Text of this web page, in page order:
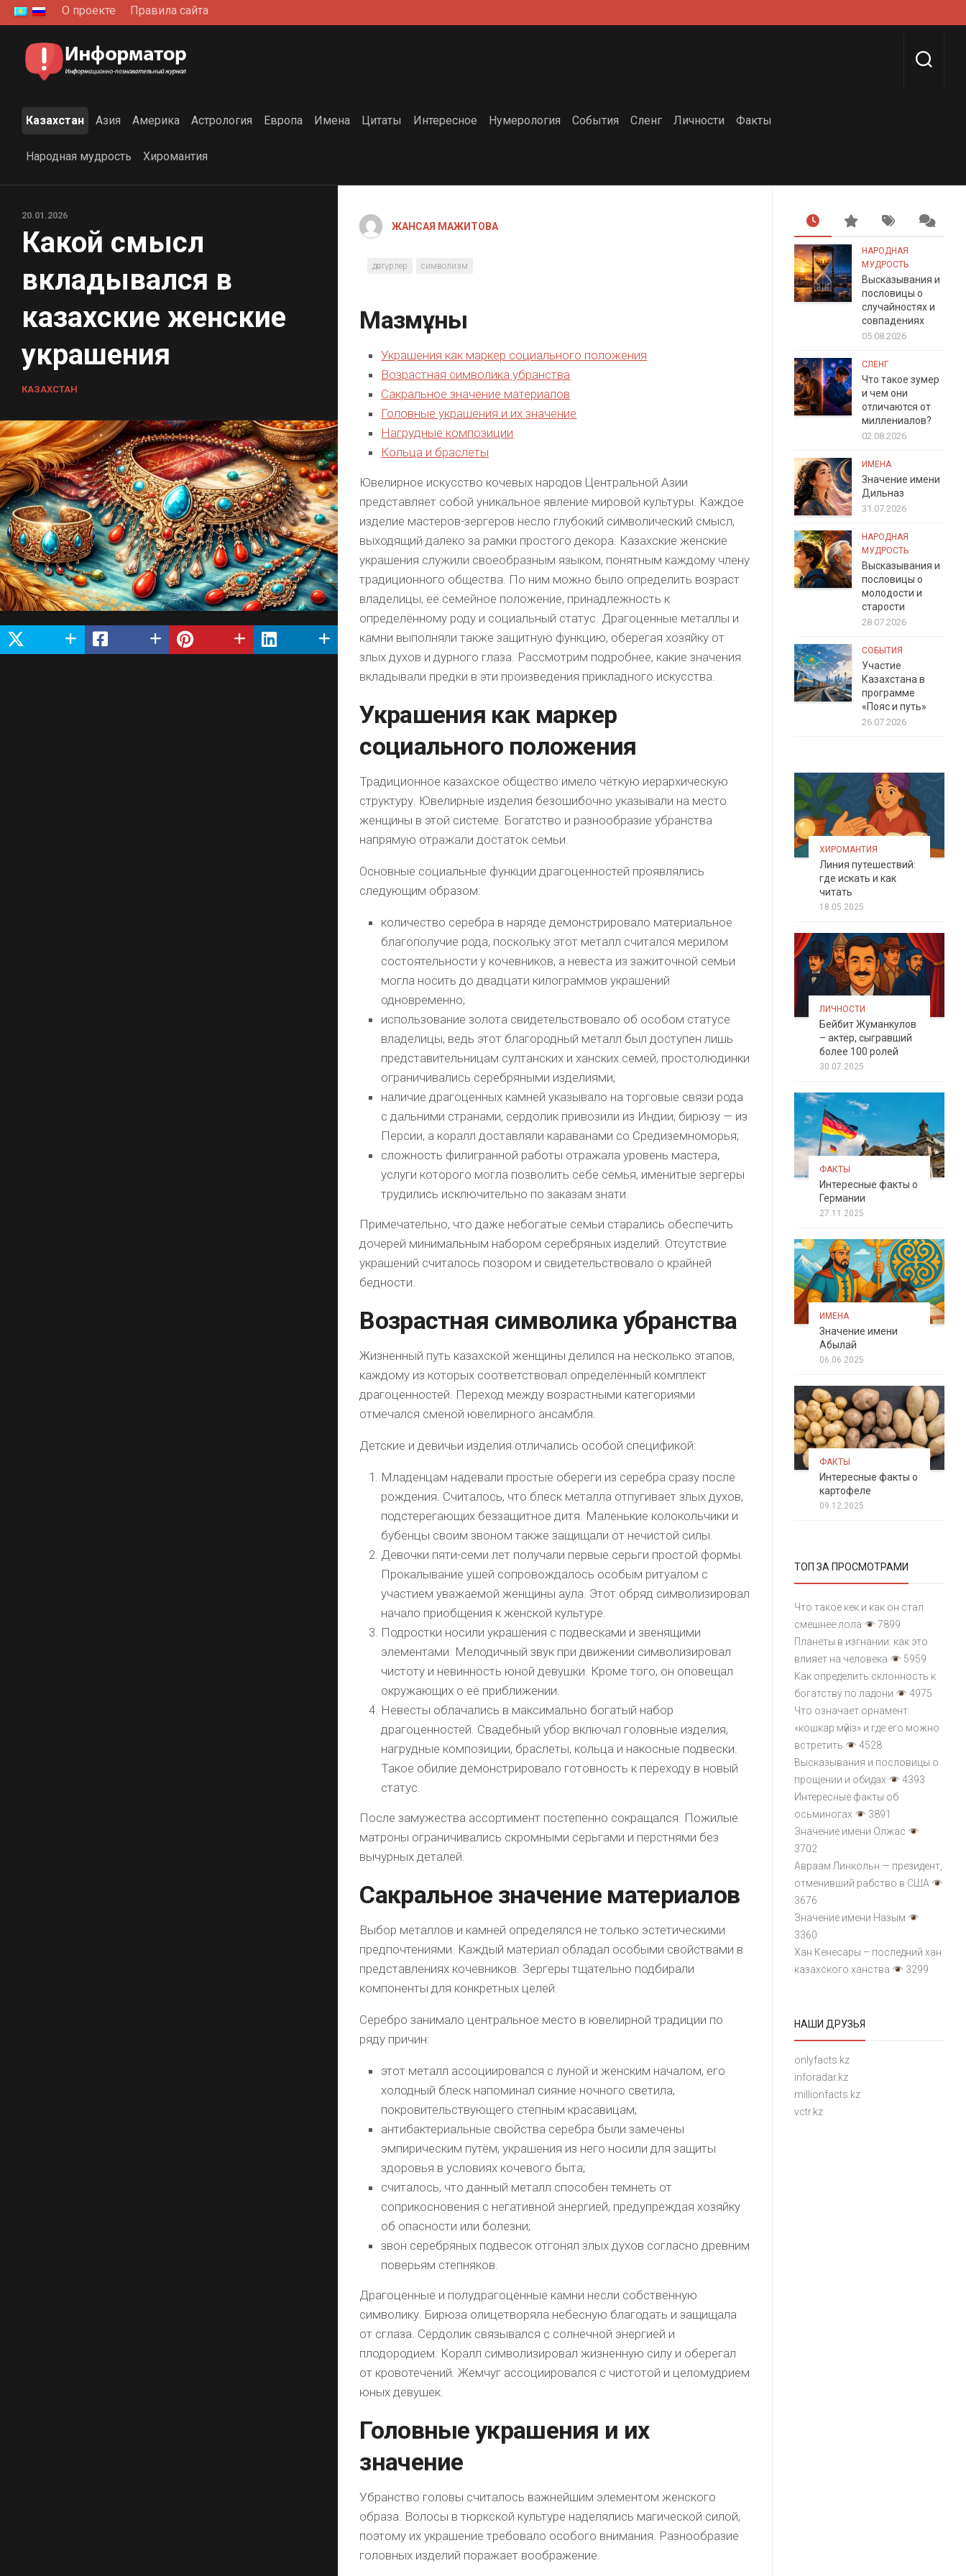
Перейти
к
содержанию
О проекте Правила сайта
Казахстан Азия Америка Астрология Европа Имена Цитаты Интересное Нумерология События Сленг Личности Факты
Народная мудрость Хиромантия
20.01.2026
Какой смысл
вкладывался в
казахские женские
украшения
КАЗАХСТАН
ЖАНСАЯ МАЖИТОВА
дәстүрлер символизм
Мазмұны
Украшения как маркер социального положения
Возрастная символика убранства
Сакральное значение материалов
Головные украшения и их значение
Нагрудные композиции
Кольца и браслеты
Ювелирное искусство кочевых народов Центральной Азии
представляет собой уникальное явление мировой культуры. Каждое
изделие мастеров-зергеров несло глубокий символический смысл,
выходящий далеко за рамки простого декора. Казахские женские
украшения служили своеобразным языком, понятным каждому члену
традиционного общества. По ним можно было определить возраст
владелицы, её семейное положение, принадлежность к
определённому роду и социальный статус. Драгоценные металлы и
камни выполняли также защитную функцию, оберегая хозяйку от
злых духов и дурного глаза. Рассмотрим подробнее, какие значения
вкладывали предки в эти произведения прикладного искусства.
Украшения как маркер
социального положения
Традиционное казахское общество имело чёткую иерархическую
структуру. Ювелирные изделия безошибочно указывали на место
женщины в этой системе. Богатство и разнообразие убранства
напрямую отражали достаток семьи.
Основные социальные функции драгоценностей проявлялись
следующим образом:
количество серебра в наряде демонстрировало материальное
благополучие рода, поскольку этот металл считался мерилом
состоятельности у кочевников, а невеста из зажиточной семьи
могла носить до двадцати килограммов украшений
одновременно;
использование золота свидетельствовало об особом статусе
владелицы, ведь этот благородный металл был доступен лишь
представительницам султанских и ханских семей, простолюдинки
ограничивались серебряными изделиями;
наличие драгоценных камней указывало на торговые связи рода
с дальними странами, сердолик привозили из Индии, бирюзу — из
Персии, а коралл доставляли караванами со Средиземноморья;
сложность филигранной работы отражала уровень мастера,
услуги которого могла позволить себе семья, именитые зергеры
трудились исключительно по заказам знати.
Примечательно, что даже небогатые семьи старались обеспечить
дочерей минимальным набором серебряных изделий. Отсутствие
украшений считалось позором и свидетельствовало о крайней
бедности.
Возрастная символика убранства
Жизненный путь казахской женщины делился на несколько этапов,
каждому из которых соответствовал определённый комплект
драгоценностей. Переход между возрастными категориями
отмечался сменой ювелирного ансамбля.
Детские и девичьи изделия отличались особой спецификой:
Младенцам надевали простые обереги из серебра сразу после
рождения. Считалось, что блеск металла отпугивает злых духов,
подстерегающих беззащитное дитя. Маленькие колокольчики и
бубенцы своим звоном также защищали от нечистой силы.
Девочки пяти-семи лет получали первые серьги простой формы.
Прокалывание ушей сопровождалось особым ритуалом с
участием уважаемой женщины аула. Этот обряд символизировал
начало приобщения к женской культуре.
Подростки носили украшения с подвесками и звенящими
элементами. Мелодичный звук при движении символизировал
чистоту и невинность юной девушки. Кроме того, он оповещал
окружающих о её приближении.
Невесты облачались в максимально богатый набор
драгоценностей. Свадебный убор включал головные изделия,
нагрудные композиции, браслеты, кольца и накосные подвески.
Такое обилие демонстрировало готовность к переходу в новый
статус.
После замужества ассортимент постепенно сокращался. Пожилые
матроны ограничивались скромными серьгами и перстнями без
вычурных деталей.
Сакральное значение материалов
Выбор металлов и камней определялся не только эстетическими
предпочтениями. Каждый материал обладал особыми свойствами в
представлениях кочевников. Зергеры тщательно подбирали
компоненты для конкретных целей.
Серебро занимало центральное место в ювелирной традиции по
ряду причин:
этот металл ассоциировался с луной и женским началом, его
холодный блеск напоминал сияние ночного светила,
покровительствующего степным красавицам;
антибактериальные свойства серебра были замечены
эмпирическим путём, украшения из него носили для защиты
здоровья в условиях кочевого быта;
считалось, что данный металл способен темнеть от
соприкосновения с негативной энергией, предупреждая хозяйку
об опасности или болезни;
звон серебряных подвесок отгонял злых духов согласно древним
поверьям степняков.
Драгоценные и полудрагоценные камни несли собственную
символику. Бирюза олицетворяла небесную благодать и защищала
от сглаза. Сердолик связывался с солнечной энергией и
плодородием. Коралл символизировал жизненную силу и оберегал
от кровотечений. Жемчуг ассоциировался с чистотой и целомудрием
юных девушек.
Головные украшения и их
значение
Убранство головы считалось важнейшим элементом женского
образа. Волосы в тюркской культуре наделялись магической силой,
поэтому их украшение требовало особого внимания. Разнообразие
головных изделий поражает воображение.
НАРОДНАЯ
МУДРОСТЬ
Высказывания и
пословицы о
случайностях и
совпадениях
05.08.2026
СЛЕНГ
Что такое зумер
и чем они
отличаются от
миллениалов?
02.08.2026
ИМЕНА
Значение имени
Дильназ
31.07.2026
НАРОДНАЯ
МУДРОСТЬ
Высказывания и
пословицы о
молодости и
старости
28.07.2026
СОБЫТИЯ
Участие
Казахстана в
программе
«Пояс и путь»
26.07.2026
ХИРОМАНТИЯ
Линия путешествий:
где искать и как
читать
18.05.2025
ЛИЧНОСТИ
Бейбит Жуманкулов
– актёр, сыгравший
более 100 ролей
30.07.2025
ФАКТЫ
Интересные факты о
Германии
27.11.2025
ИМЕНА
Значение имени
Абылай
06.06.2025
ФАКТЫ
Интересные факты о
картофеле
09.12.2025
ТОП ЗА ПРОСМОТРАМИ
Что такое кек и как он стал
смешнее лола
7899
Планеты в изгнании: как это
влияет на человека
5959
Как определить склонность к
богатству по ладони
4975
Что означает орнамент
«кошкар мүйіз» и где его можно
встретить
4528
Высказывания и пословицы о
прощении и обидах
4393
Интересные факты об
осьминогах
3891
Значение имени Олжас
3702
Авраам Линкольн — президент,
отменивший рабство в США
3676
Значение имени Назым
3360
Хан Кенесары – последний хан
казахского ханства
3299
НАШИ ДРУЗЬЯ
onlyfacts.kz
inforadar.kz
millionfacts.kz
vctr.kz